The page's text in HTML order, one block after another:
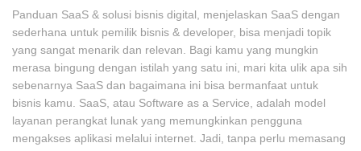
Panduan SaaS & solusi bisnis digital, menjelaskan SaaS dengan
sederhana untuk pemilik bisnis & developer, bisa menjadi topik
yang sangat menarik dan relevan. Bagi kamu yang mungkin
merasa bingung dengan istilah yang satu ini, mari kita ulik apa sih
sebenarnya SaaS dan bagaimana ini bisa bermanfaat untuk
bisnis kamu. SaaS, atau Software as a Service, adalah model
layanan perangkat lunak yang memungkinkan pengguna
mengakses aplikasi melalui internet. Jadi, tanpa perlu memasang